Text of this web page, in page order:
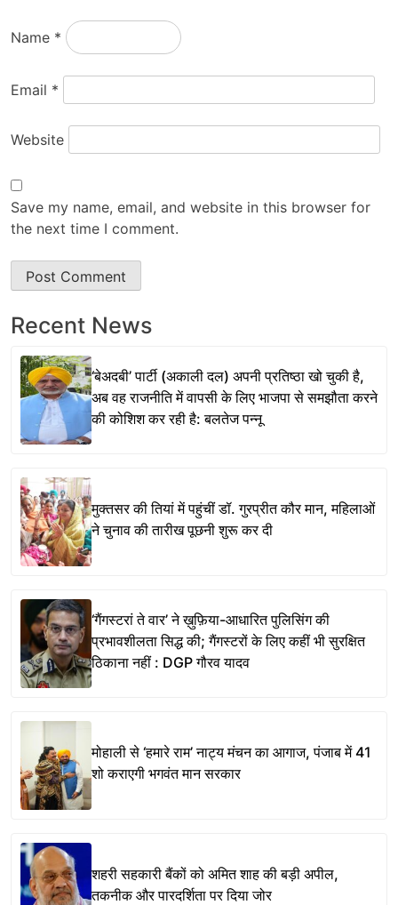
Name *
Email *
Website
Save my name, email, and website in this browser for
the next time I comment.
Recent News
‘बेअदबी’ पार्टी (अकाली दल) अपनी प्रतिष्ठा खो चुकी है,
अब वह राजनीति में वापसी के लिए भाजपा से समझौता करने
की कोशिश कर रही है: बलतेज पन्नू
मुक्तसर की तियां में पहुंचीं डॉ. गुरप्रीत कौर मान, महिलाओं
ने चुनाव की तारीख पूछनी शुरू कर दी
‘गैंगस्टरां ते वार’ ने ख़ुफ़िया-आधारित पुलिसिंग की
प्रभावशीलता सिद्ध की; गैंगस्टरों के लिए कहीं भी सुरक्षित
ठिकाना नहीं : DGP गौरव यादव
मोहाली से ‘हमारे राम’ नाट्य मंचन का आगाज, पंजाब में 41
शो कराएगी भगवंत मान सरकार
शहरी सहकारी बैंकों को अमित शाह की बड़ी अपील,
तकनीक और पारदर्शिता पर दिया जोर